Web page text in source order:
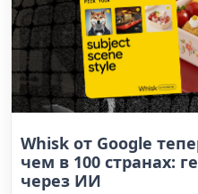
Whisk от Google
чем в 100 странах:
через ИИ